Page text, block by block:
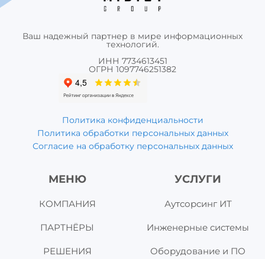
Ваш надежный партнер в мире информационных
технологий.
ИНН 7734613451
ОГРН 1097746251382
Политика конфиденциальности
Политика обработки персональных данных
Согласие на обработку персональных данных
МЕНЮ
КОМПАНИЯ
ПАРТНЁРЫ
РЕШЕНИЯ
УСЛУГИ
Аутсорсинг ИТ
Инженерные системы
Оборудование и ПО